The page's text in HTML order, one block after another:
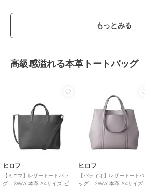
もっとみる
高級感溢れる本革トートバッグ
ヒロフ
【ミニマ】レザートートバッ
グ L 3WAY 本革 A4サイズ ビ
ヒロフ
【パティオ】レザートートバ
ッグ L 2WAY 本革 A4サイズ